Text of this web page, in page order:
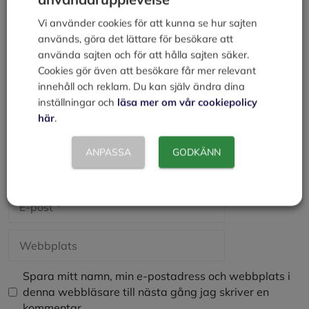
E-
post
Spara mitt namn, min e-postadress och webbplats i
denna webbläsare till nästa gång jag skriver en
Vi använder cookies för att kunna se hur sajten
används, göra det lättare för besökare att
använda sajten och för att hålla sajten säker.
Cookies gör även att besökare får mer relevant
innehåll och reklam. Du kan själv ändra dina
inställningar och läsa mer om vår cookiepolicy
här.
ANPASSA GODKÄNN